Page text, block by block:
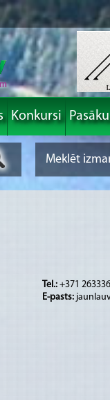
Konkursi
Tel.: +371
E-pasts: